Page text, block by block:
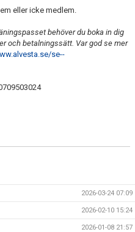
eller icke medlem.
behöver du boka in dig
och betalningssätt. Var god se mer
se--
2026-03-24 07:09
2026-02-10 15:24
2026-01-08 21:57